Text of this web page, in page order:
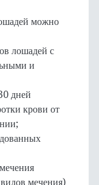
можно
лошадей с
и
дней
крови от
мечения)